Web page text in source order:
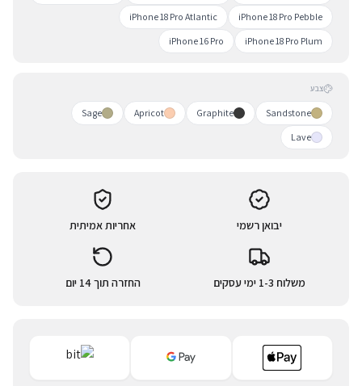
iPhone 18 Pro Pebble
iPhone 18 Pro Atlantic
iPhone 18 Pro Plum
iPhone 16 Pro
צבע
Sandstone
Graphite
Apricot
Sage
Lave
יבואן רשמי אחריות אמיתית
משלוח 1-3 ימי עסקים החזרה תוך 14 יום